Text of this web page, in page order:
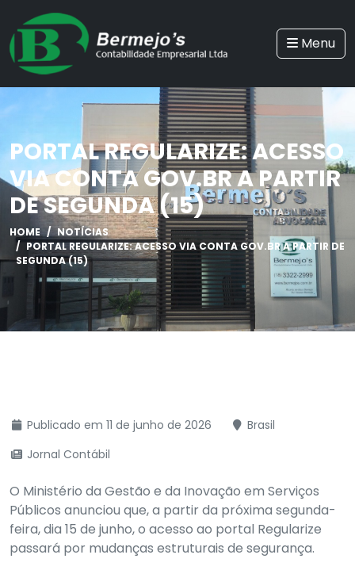
Menu
PORTAL REGULARIZE: ACESSO
VIA CONTA GOV.BR A PARTIR
DE SEGUNDA (15)
HOME
NOTÍCIAS
PORTAL REGULARIZE: ACESSO VIA CONTA GOV.BR A PARTIR DE
SEGUNDA (15)
Publicado em 11 de junho de 2026
Brasil
Jornal Contábil
O Ministério da Gestão e da Inovação em Serviços
Públicos anunciou que, a partir da próxima segunda-
feira, dia 15 de junho, o acesso ao portal Regularize
passará por mudanças estruturais de segurança.